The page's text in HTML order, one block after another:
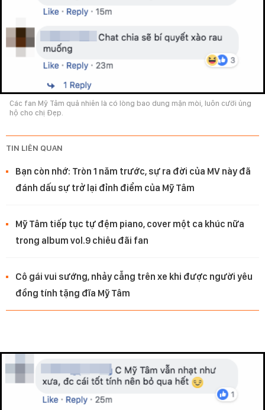
Các fan Mỹ Tâm quả nhiên là có lòng bao dung mặn mòi, luôn cười ủng
hộ cho chị Đẹp.
TIN LIÊN QUAN
Bạn còn nhớ: Tròn 1 năm trước, sự ra đời của MV này đã
đánh dấu sự trở lại đỉnh điểm của Mỹ Tâm
Mỹ Tâm tiếp tục tự đệm piano, cover một ca khúc nữa
trong album vol.9 chiêu đãi fan
Cô gái vui sướng, nhảy cẫng trên xe khi được người yêu
đồng tính tặng đĩa Mỹ Tâm